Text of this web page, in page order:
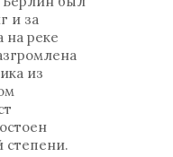
и за
на реке
из
степени.